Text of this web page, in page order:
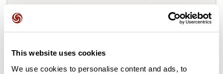
This website uses cookies
We use cookies to personalise content and ads, to
Puertos a lo largo de la ruta